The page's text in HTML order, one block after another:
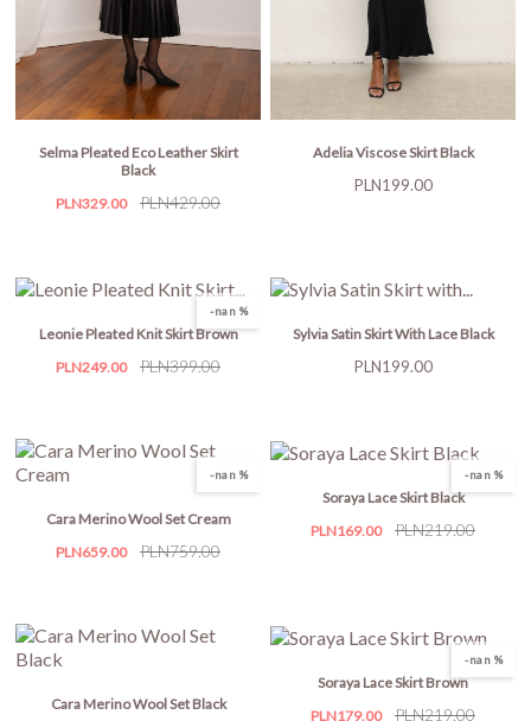
Selma Pleated Eco Leather Skirt
Black
Price
PLN329.00
Regular
PLN429.00
Adelia Viscose Skirt Black
Price
PLN199.00
-nan %
Leonie Pleated Knit Skirt Brown
Price
PLN249.00
Regular
PLN399.00
Sylvia Satin Skirt With Lace Black
Price
PLN199.00
-nan %
Cara Merino Wool Set Cream
Price
PLN659.00
Regular
PLN759.00
-nan %
Soraya Lace Skirt Black
Price
PLN169.00
Regular
PLN219.00
Cara Merino Wool Set Black
-nan %
Soraya Lace Skirt Brown
Price
PLN179.00 Regular
PLN219.00